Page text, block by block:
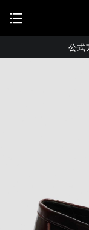
【お知らせ】佐川
公式
11,000